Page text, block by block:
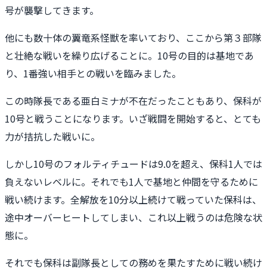
号が襲撃してきます。
他にも数十体の翼竜系怪獣を率いており、ここから第３部隊
と壮絶な戦いを繰り広げることに。10号の目的は基地であ
り、1番強い相手との戦いを臨みました。
この時隊長である亜白ミナが不在だったこともあり、保科が
10号と戦うことになります。いざ戦闘を開始すると、とても
力が拮抗した戦いに。
しかし10号のフォルティチュードは9.0を超え、保科1人では
負えないレベルに。それでも1人で基地と仲間を守るために
戦い続けます。全解放を10分以上続けて戦っていた保科は、
途中オーバーヒートしてしまい、これ以上戦うのは危険な状
態に。
それでも保科は副隊長としての務めを果たすために戦い続け